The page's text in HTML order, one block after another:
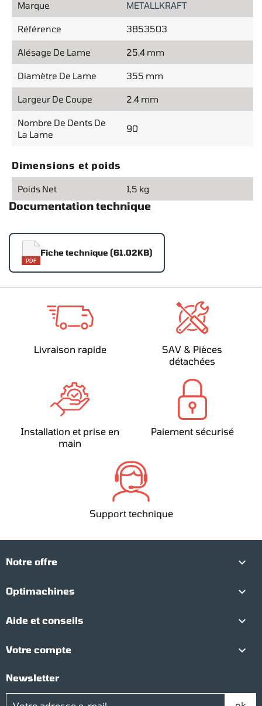
Marque METALLKRAFT
Référence 3853503
Alésage De Lame 25.4 mm
Diamètre De Lame 355 mm
Largeur De Coupe 2.4 mm
Nombre De Dents De
La Lame
90
Dimensions et poids
Poids Net 1,5 kg
Documentation technique
PDF
Fiche technique (61.02KB)
Livraison rapide
SAV & Pièces
détachées
Installation et prise en
main
Paiement sécurisé
Support technique
Notre offre 
Optimachines 
Aide et conseils 
Votre compte 
Newsletter